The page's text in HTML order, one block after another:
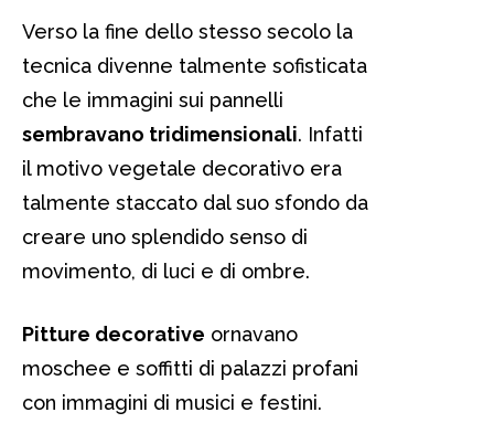
Verso la fine dello stesso secolo la
tecnica divenne talmente sofisticata
che le immagini sui pannelli
sembravano tridimensionali. Infatti
il motivo vegetale decorativo era
talmente staccato dal suo sfondo da
creare uno splendido senso di
movimento, di luci e di ombre.
Pitture decorative ornavano
moschee e soffitti di palazzi profani
con immagini di musici e festini.